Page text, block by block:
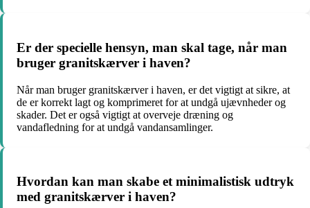
Er der specielle hensyn, man skal tage, når man
bruger granitskærver i haven?
Når man bruger granitskærver i haven, er det vigtigt at sikre, at
de er korrekt lagt og komprimeret for at undgå ujævnheder og
skader. Det er også vigtigt at overveje dræning og
vandafledning for at undgå vandansamlinger.
Hvordan kan man skabe et minimalistisk udtryk
med granitskærver i haven?